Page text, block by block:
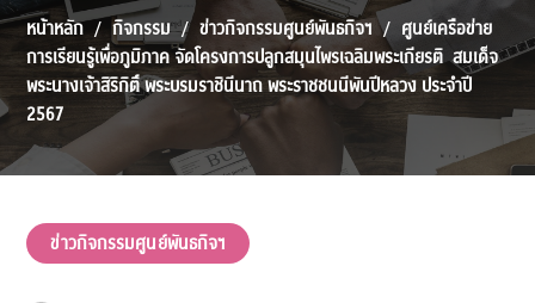
หน้าหลัก กิจกรรม ข่าวกิจกรรมศูนย์พันธกิจฯ
ศูนย์เครือข่าย
การเรียนรู้เพื่อภูมิภาค จัดโครงการปลูกสมุนไพรเฉลิมพระเกียรติ สมเด็จ
พระนางเจ้าสิริกิติ์ พระบรมราชินีนาถ พระราชชนนีพันปีหลวง ประจำปี
2567
ข่าวกิจกรรมศูนย์พันธกิจฯ